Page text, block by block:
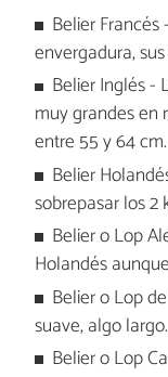
Belier
envergadura,
Belier Inglés -
muy grandes en
entre 55 y 64 cm.
Belier
sobrepasar los 2
Belier o Lop
Holandés
Belier o Lop
suave, algo largo.
Belier o Lop